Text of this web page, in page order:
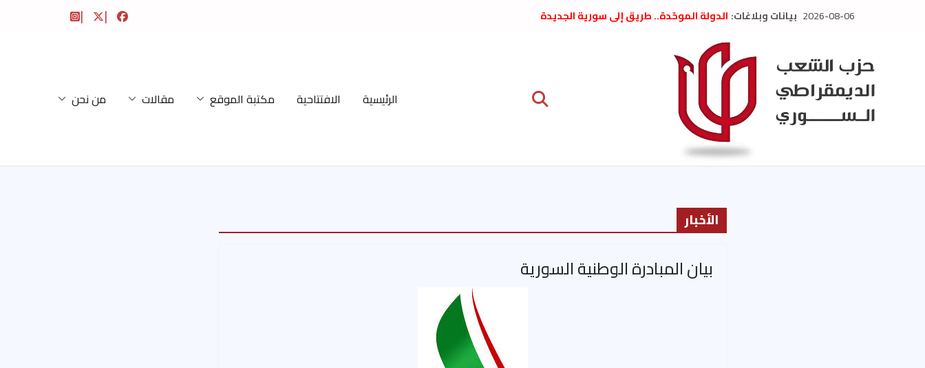
2026-08-06 بيانات وبلاغات: الدولة الموحّدة.. طريق إلى سورية الجديدة
تعزية بوفاة المناضل حسن عبدالعظيم الأمين
العام السابق لحزب الاتحاد الاشتراكي العربي
الديمقراطي
بلاغ صادر عن اجتماع اللجنة المركزية نيسان
الحرب الأمريكية الإسرائيلية على نظام الملالي
في إيران .. بيان من حزب الشعب الديمقراطي
السوري
الرئيسية الافتتاحية مكتبة الموقع مقالات من نحن
الأخبار
بيان المبادرة الوطنية السورية